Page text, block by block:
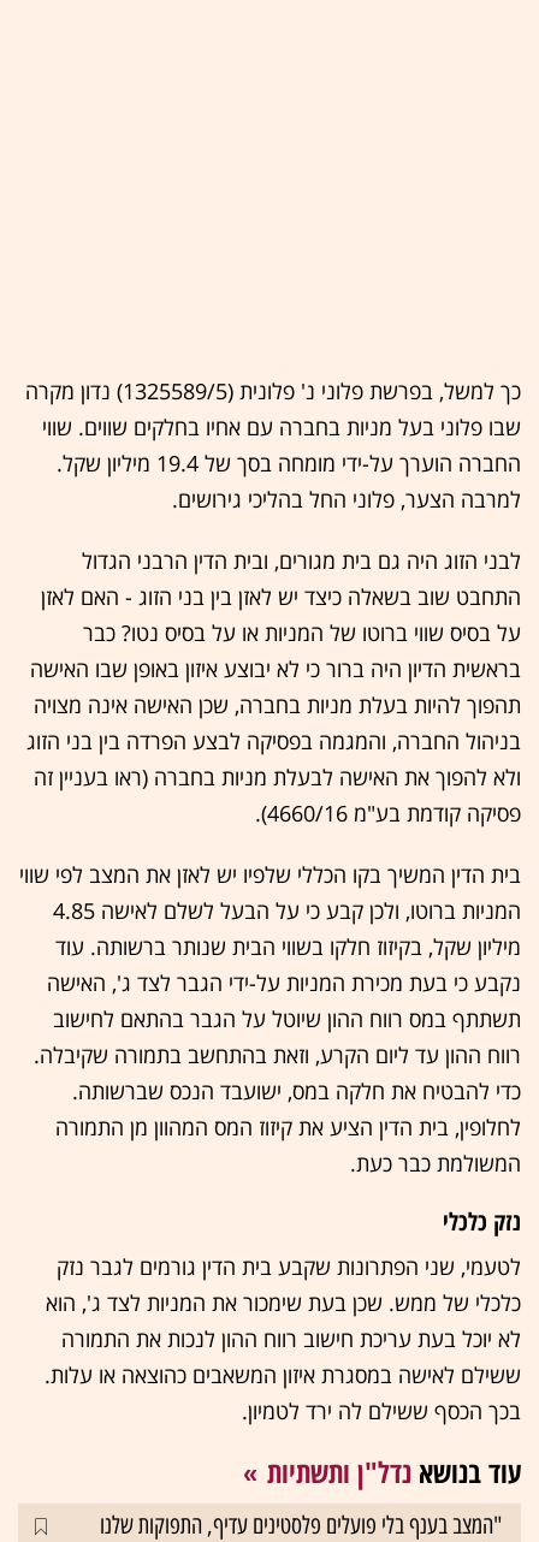
כך למשל, בפרשת פלוני נ' פלונית (1325589/5) נדון מקרה
שבו פלוני בעל מניות בחברה עם אחיו בחלקים שווים. שווי
החברה הוערך על-ידי מומחה בסך של 19.4 מיליון שקל.
למרבה הצער, פלוני החל בהליכי גירושים.
לבני הזוג היה גם בית מגורים, ובית הדין הרבני הגדול
התחבט שוב בשאלה כיצד יש לאזן בין בני הזוג - האם לאזן
על בסיס שווי ברוטו של המניות או על בסיס נטו? כבר
בראשית הדיון היה ברור כי לא יבוצע איזון באופן שבו האישה
תהפוך להיות בעלת מניות בחברה, שכן האישה אינה מצויה
בניהול החברה, והמגמה בפסיקה לבצע הפרדה בין בני הזוג
ולא להפוך את האישה לבעלת מניות בחברה (ראו בעניין זה
פסיקה קודמת בע"מ 4660/16).
בית הדין המשיך בקו הכללי שלפיו יש לאזן את המצב לפי שווי
המניות ברוטו, ולכן קבע כי על הבעל לשלם לאישה 4.85
מיליון שקל, בקיזוז חלקו בשווי הבית שנותר ברשותה. עוד
נקבע כי בעת מכירת המניות על-ידי הגבר לצד ג', האישה
תשתתף במס רווח ההון שיוטל על הגבר בהתאם לחישוב
רווח ההון עד ליום הקרע, וזאת בהתחשב בתמורה שקיבלה.
כדי להבטיח את חלקה במס, ישועבד הנכס שברשותה.
לחלופין, בית הדין הציע את קיזוז המס המהוון מן התמורה
המשולמת כבר כעת.
נזק כלכלי
לטעמי, שני הפתרונות שקבע בית הדין גורמים לגבר נזק
כלכלי של ממש. שכן בעת שימכור את המניות לצד ג', הוא
לא יוכל בעת עריכת חישוב רווח ההון לנכות את התמורה
ששילם לאישה במסגרת איזון המשאבים כהוצאה או עלות.
בכך הכסף ששילם לה ירד לטמיון.
עוד בנושא נדל"ן ותשתיות
"המצב בענף בלי פועלים פלסטינים עדיף, התפוקות שלנו